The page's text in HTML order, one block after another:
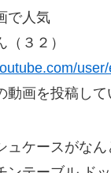
で人気
３２）
動画を投稿して
ュケースがなん